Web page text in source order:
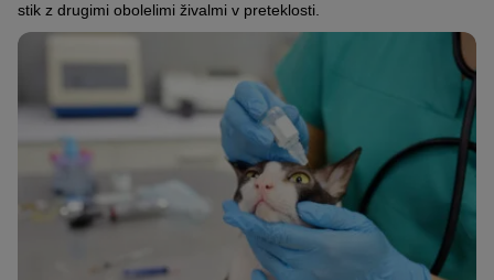
stik z drugimi obolelimi živalmi v preteklosti.